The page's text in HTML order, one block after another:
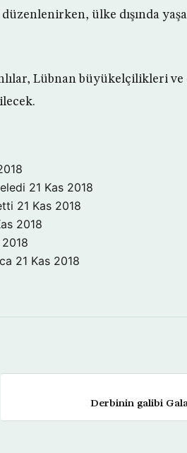
ülke dışında
Lübnan büyükelçilikleri
21 Kas 2018
21 Kas 2018
2018
21 Kas 2018
Derbinin galibi